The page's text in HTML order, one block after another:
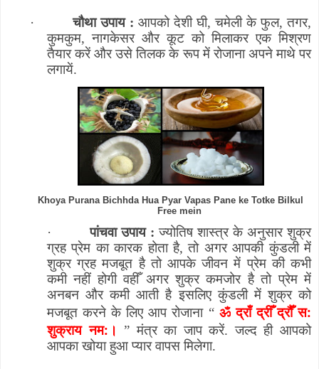
· चौथा उपाय : आपको देशी घी,चमेली के फुल,तगर,
कुमकुम,नागकेसर और कूट को मिलाकर एक मिश्रण
तैयार करें और उसे तिलक के रूप में रोजाना अपने माथे पर
लगायें.
Khoya Purana Bichhda Hua Pyar Vapas Pane ke Totke Bilkul
Free mein
· पांचवा उपाय : ज्योतिष शास्त्र के अनुसार शुक्र
ग्रह प्रेम का कारक होता है,तो अगर आपकी कुंडली में
शुक्र ग्रह मजबूत है तो आपके जीवन में प्रेम की कभी
कमी नहीं होगी वहीँ अगर शुक्र कमजोर है तो प्रेम में
अनबन और कमी आती है इसलिए कुंडली में शुक्र को
मजबूत करने के लिए आप रोजाना “ ॐद्राँ द्रीँ द्रौँ स:
शुक्राय नम:।
”मंत्र का जाप करें. जल्द ही आपको
आपका खोया हुआ प्यार वापस मिलेगा.